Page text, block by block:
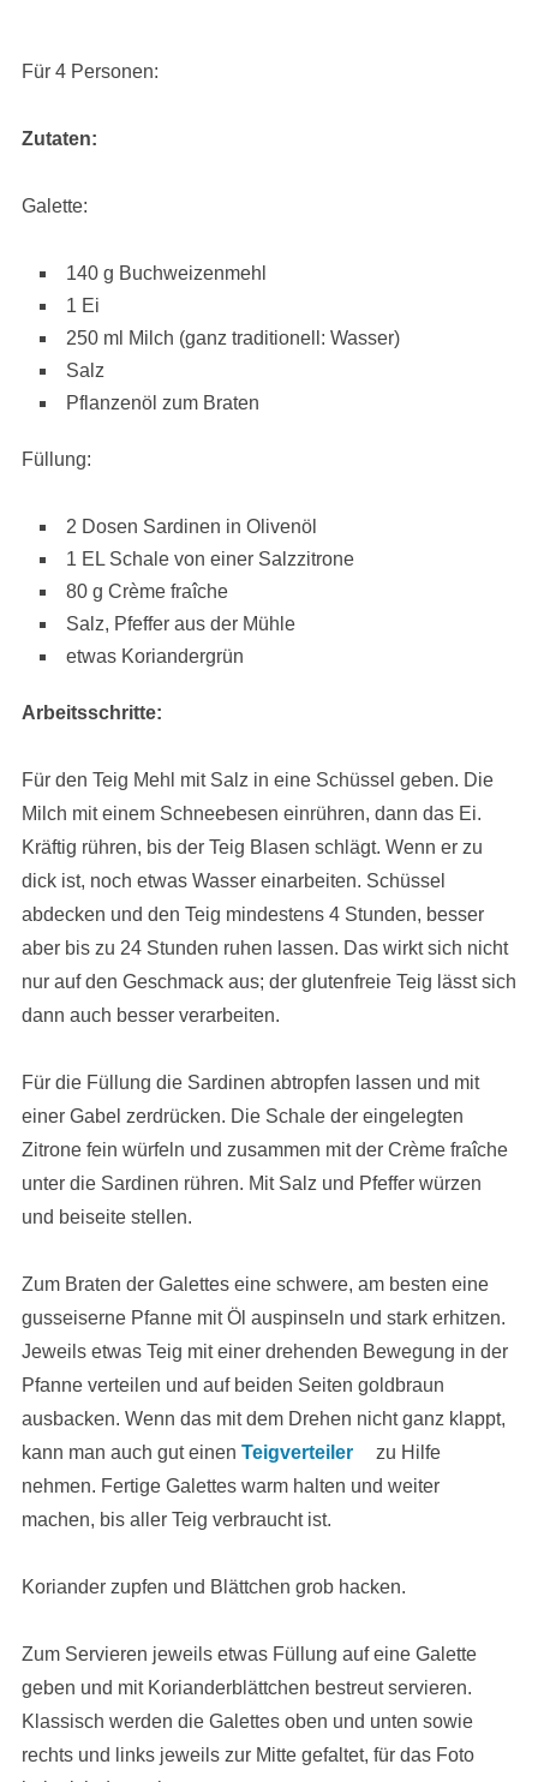
Für 4 Personen:
Zutaten:
Galette:
140 g Buchweizenmehl
1 Ei
250 ml Milch (ganz traditionell: Wasser)
Salz
Pflanzenöl zum Braten
Füllung:
2 Dosen Sardinen in Olivenöl
1 EL Schale von einer Salzzitrone
80 g Crème fraîche
Salz, Pfeffer aus der Mühle
etwas Koriandergrün
Arbeitsschritte:
Für den Teig Mehl mit Salz in eine Schüssel geben. Die
Milch mit einem Schneebesen einrühren, dann das Ei.
Kräftig rühren, bis der Teig Blasen schlägt. Wenn er zu
dick ist, noch etwas Wasser einarbeiten. Schüssel
abdecken und den Teig mindestens 4 Stunden, besser
aber bis zu 24 Stunden ruhen lassen. Das wirkt sich nicht
nur auf den Geschmack aus; der glutenfreie Teig lässt sich
dann auch besser verarbeiten.
Für die Füllung die Sardinen abtropfen lassen und mit
einer Gabel zerdrücken. Die Schale der eingelegten
Zitrone fein würfeln und zusammen mit der Crème fraîche
unter die Sardinen rühren. Mit Salz und Pfeffer würzen
und beiseite stellen.
Zum Braten der Galettes eine schwere, am besten eine
gusseiserne Pfanne mit Öl auspinseln und stark erhitzen.
Jeweils etwas Teig mit einer drehenden Bewegung in der
Pfanne verteilen und auf beiden Seiten goldbraun
ausbacken. Wenn das mit dem Drehen nicht ganz klappt,
kann man auch gut einen Teigverteiler
zu Hilfe
nehmen. Fertige Galettes warm halten und weiter
machen, bis aller Teig verbraucht ist.
Koriander zupfen und Blättchen grob hacken.
Zum Servieren jeweils etwas Füllung auf eine Galette
geben und mit Korianderblättchen bestreut servieren.
Klassisch werden die Galettes oben und unten sowie
rechts und links jeweils zur Mitte gefaltet, für das Foto